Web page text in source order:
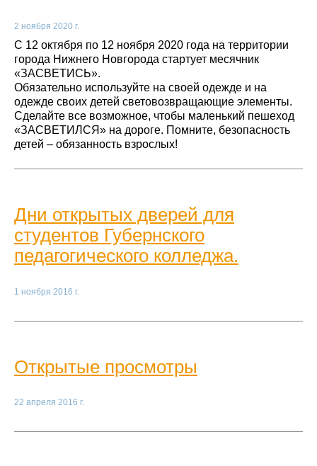
2 ноября 2020 г.
С 12 октября по 12 ноября 2020 года на территории
города Нижнего Новгорода стартует месячник
«ЗАСВЕТИСЬ».
Обязательно используйте на своей одежде и на
одежде своих детей световозвращающие элементы.
Сделайте все возможное, чтобы маленький пешеход
«ЗАСВЕТИЛСЯ» на дороге. Помните, безопасность
детей – обязанность взрослых!
Дни открытых дверей для
студентов Губернского
педагогического колледжа.
1 ноября 2016 г.
Открытые просмотры
22 апреля 2016 г.